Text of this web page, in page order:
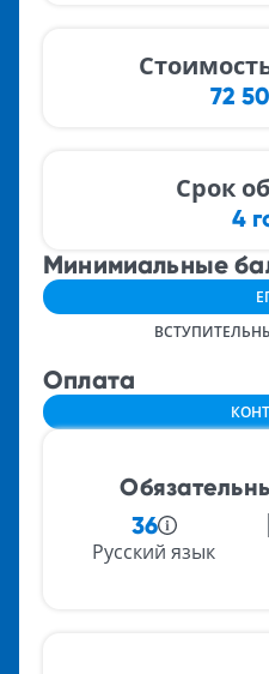
72
Срок
4
Минимиальные
Оплата
36
Русский язык